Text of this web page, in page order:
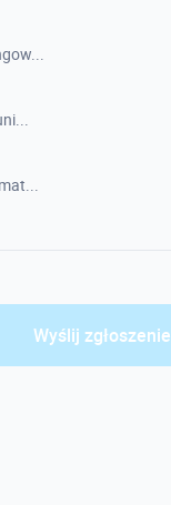
Wyślij zgłoszenie